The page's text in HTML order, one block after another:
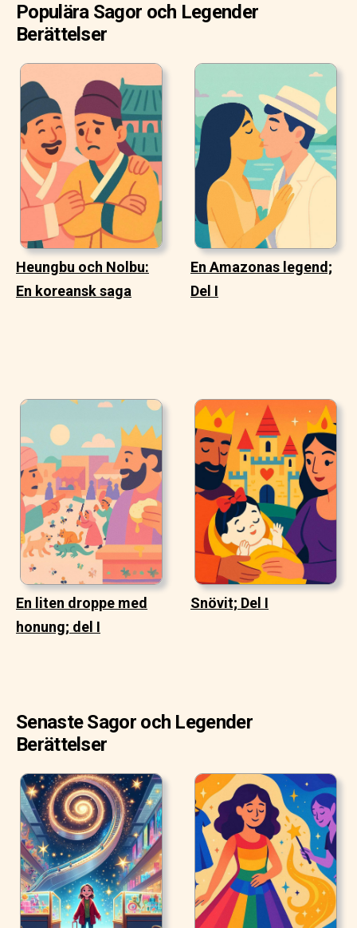
Populära Sagor och Legender
Berättelser
Heungbu och Nolbu:
En koreansk saga
En Amazonas legend;
Del I
En liten droppe med
honung; del I
Snövit; Del I
Senaste Sagor och Legender
Berättelser